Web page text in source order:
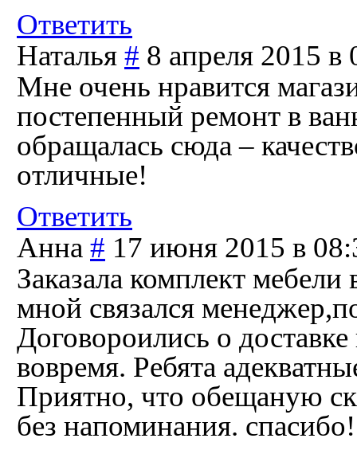
Ответить
Наталья # 8 апреля 2015 в
Мне очень нравится
постепенный ремонт в
обращалась сюда –
отличные!
Ответить
Анна # 17 июня 2015 в
Заказала комплект
мной связался
Договороились о
вовремя. Ребята
Приятно, что обещаную
без напоминания. спасибо!